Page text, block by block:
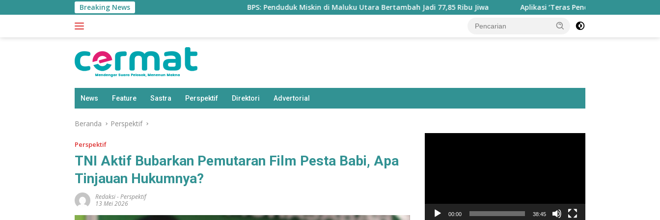
ke
Breaking News BPS: Penduduk Miskin di Maluku Utara Bertambah Jadi 77,85 Ribu Jiwa Aplikasi ‘Teras Pendidikan’ Disiapkan untuk Pantau
News Feature Sastra Perspektif Direktori Advertorial
Beranda Perspektif
Perspektif
TNI Aktif Bubarkan Pemutaran Film Pesta Babi, Apa
Tinjauan Hukumnya?
Redaksi-Perspektif
13 Mei 2026
00:00 38:45